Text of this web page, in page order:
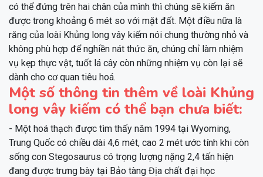
có thể đứng trên hai chân của mình thì chúng sẽ kiếm ăn
được trong khoảng 6 mét so với mặt đất. Một điều nữa là
răng của loài Khủng long vây kiếm nói chung thường nhỏ và
không phù hợp để nghiền nát thức ăn, chúng chỉ làm nhiệm
vụ kẹp thực vật, tuốt lá cây còn những nhiệm vụ còn lại sẽ
dành cho cơ quan tiêu hoá.
Một số thông tin thêm về loài Khủng
long vây kiếm có thể bạn chưa biết:
- Một hoá thạch được tìm thấy năm 1994 tại Wyoming,
Trung Quốc có chiều dài 4,6 mét, cao 2 mét ước tính khi còn
sống con Stegosaurus có trọng lượng nặng 2,4 tấn hiện
đang được trưng bày tại Bảo tàng Địa chất đại học